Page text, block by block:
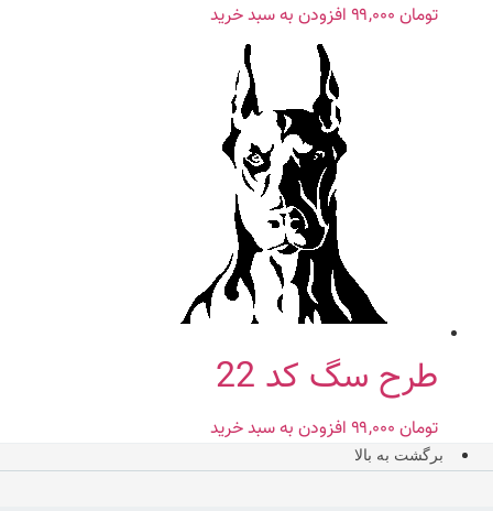
تومان افزودن به سبد خرید
طرح سگ کد 22
تومان افزودن به سبد خرید
برگشت به بالا